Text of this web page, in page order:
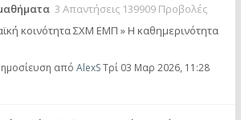
3 Απαντήσεις 139909 Προβολές
κοινότητα ΣΧΜ ΕΜΠ » Η καθημερινότητα
από AlexSΤρί 03 Μαρ 2026, 11:28